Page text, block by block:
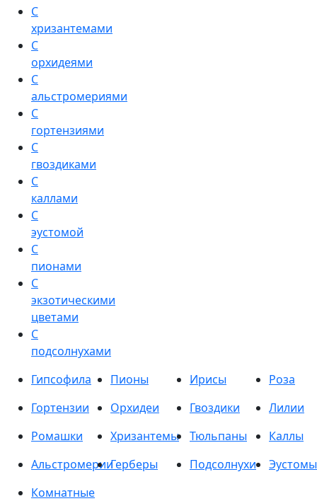
С
хризантемами
С
орхидеями
С
альстромериями
С
гортензиями
С
гвоздиками
С
каллами
С
эустомой
С
пионами
С
экзотическими
цветами
С
подсолнухами
Гипсофила
Пионы Ирисы
Роза
Гортензии
Орхидеи Гвоздики
Лилии
Ромашки
Хризантемы Тюльпаны
Каллы
АльстромерииГерберы Подсолнухи
Эустомы
Комнатные